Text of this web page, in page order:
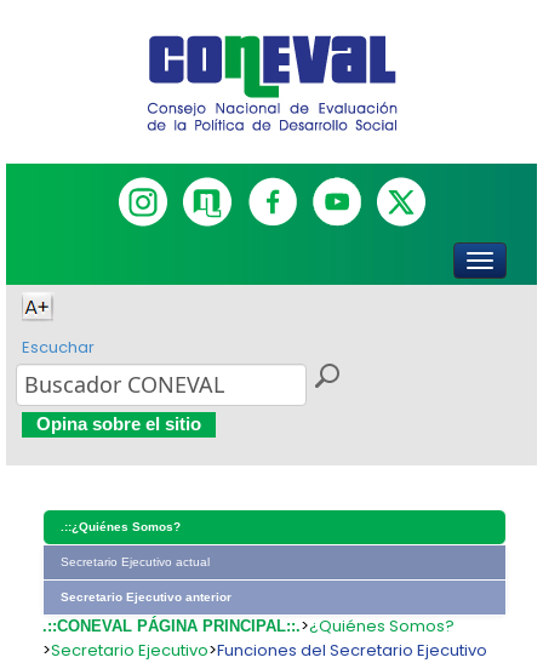
Escuchar
Opina sobre el sitio
.::¿Quiénes Somos?
Secretario Ejecutivo actual
Secretario Ejecutivo anterior
.::CONEVAL PÁGINA PRINCIPAL::.>¿Quiénes Somos?
>Secretario Ejecutivo>Funciones del Secretario Ejecutivo